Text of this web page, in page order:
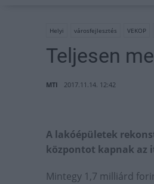
Helyi városfejlesztés VEKOP
Teljesen
MTI 2017.11.14. 12:42
A lakóépületek
központot kapnak az
Mintegy 1,7 milliárd